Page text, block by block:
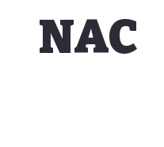
NAC